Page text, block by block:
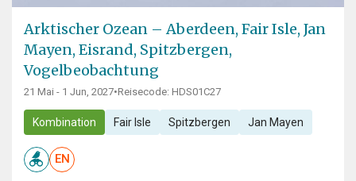
Arktischer Ozean – Aberdeen, Fair Isle, Jan
Mayen, Eisrand, Spitzbergen,
Vogelbeobachtung
21 Mai - 1 Jun, 2027•Reisecode: HDS01C27
Kombination Fair Isle Spitzbergen Jan Mayen
EN